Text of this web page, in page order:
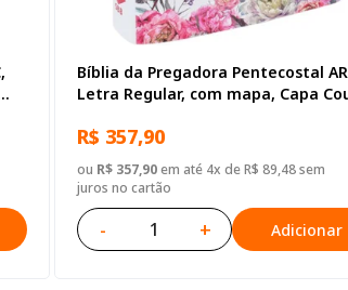
Bíblia da Pregadora Pentecostal
Letra Regular, com mapa, Capa
R$ 357,90
ou R$ 357,90em até 4x de R$ 89,48 sem
juros no cartão
- + Adicionar